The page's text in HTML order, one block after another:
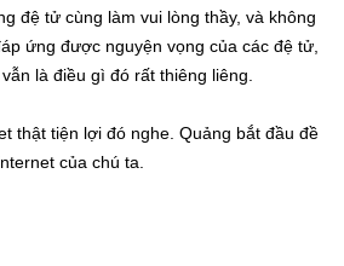
đệ tử cùng làm vui lòng thầy, và không
ứng được nguyện vọng của các đệ tử,
là điều gì đó rất thiêng liêng.
thật tiện lợi đó nghe. Quảng bắt đầu đề
của chú ta.